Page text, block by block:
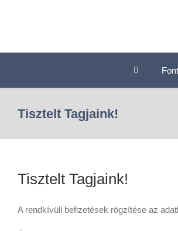
Tisztelt Tagjaink!
Tisztelt Tagjaink!
A rendkívüli befizetések rögzítése az